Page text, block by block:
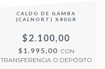
CALDO DE GAMBA
(CALNORT) X80GR
$2.100,00
$1.995,00 CON
TRANSFERENCIA O DEPÓSITO